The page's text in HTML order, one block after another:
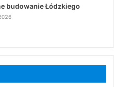
budowanie Łódzkiego